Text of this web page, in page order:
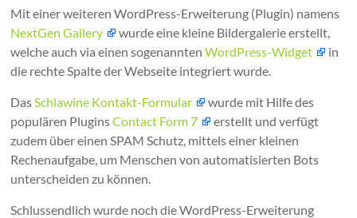
Mit einer weiteren WordPress-Erweiterung (Plugin) namens
NextGen Gallery
wurde eine kleine Bildergalerie erstellt,
welche auch via einen sogenanntenWordPress-Widget
in
die rechte Spalte der Webseite integriert wurde.
Das Schlawine Kontakt-Formular
wurde mit Hilfe des
populären PluginsContact Form 7
erstellt und verfügt
zudem über einen SPAM Schutz, mittels einer kleinen
Rechenaufgabe, um Menschen von automatisierten Bots
unterscheiden zu können.
Schlussendlich wurde noch die WordPress-Erweiterung